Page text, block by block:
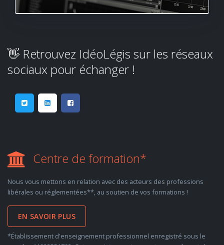
👋 Retrouvez IdéoLégis sur les réseaux
sociaux pour échanger !
Centre de formation*
Nous vous mettons en relation avec des acteurs des professions
libérales ou réglementées**, au soutien de vos formations !
EN SAVOIR PLUS
*Établissement d'enseignement professionnel enregistré sous le